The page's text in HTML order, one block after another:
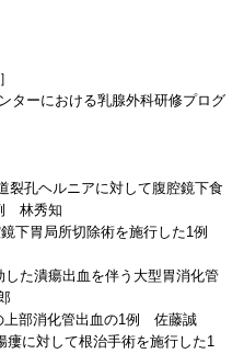
ターにおける乳腺外科研修プログ
孔ヘルニアに対して腹腔鏡下食
林秀知
下胃局所切除術を施行した1例
た潰瘍出血を伴う大型胃消化管
上部消化管出血の1例 佐藤誠
に対して根治手術を施行した1